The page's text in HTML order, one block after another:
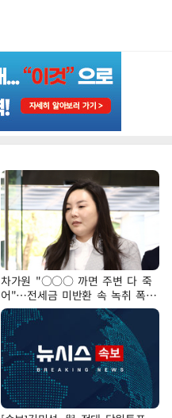
차가원 "○○○ 까면 주변 다 죽
어"…전세금 미반환 속 녹취 폭로
파장